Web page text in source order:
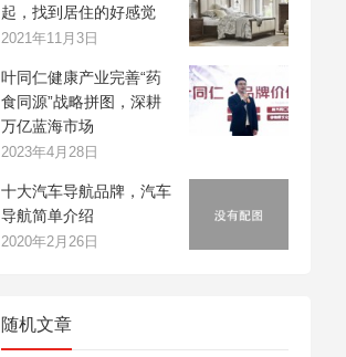
起，找到居住的好感觉
2021年11月3日
叶同仁健康产业完善“药
食同源”战略拼图，深耕
万亿蓝海市场
2023年4月28日
十大汽车导航品牌，汽车
导航简单介绍
2020年2月26日
随机文章